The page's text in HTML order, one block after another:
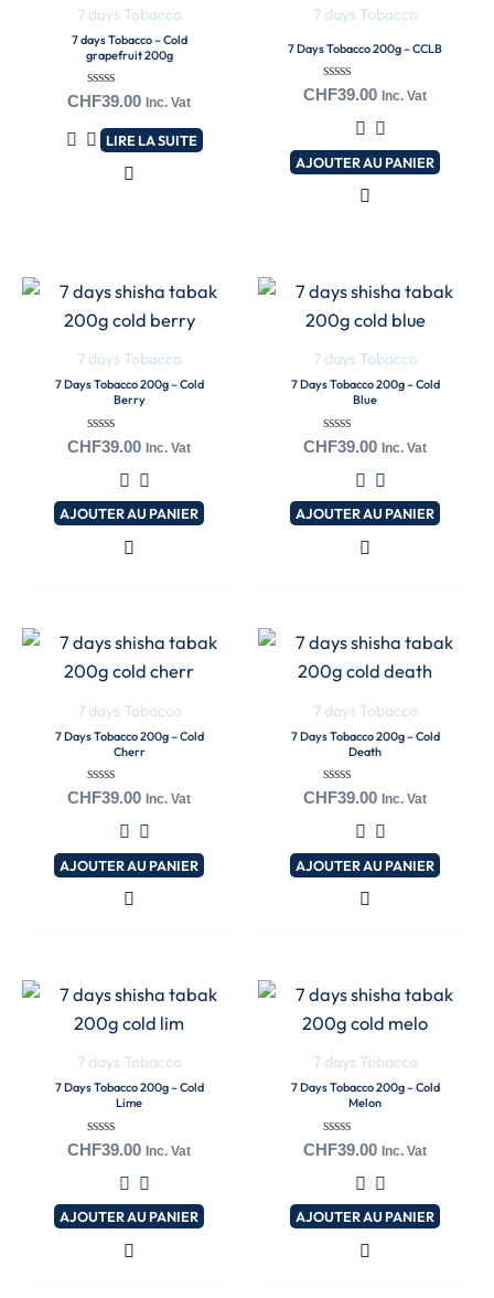
7 days Tobacco
7 days Tobacco – Cold
grapefruit 200g
Note
sur
5
CHF39.00 Inc. Vat
LIRE LA SUITE
7 days Tobacco
7 Days Tobacco 200g – CCLB
Note
CHF39.00 Inc. Vat
AJOUTER AU PANIER
7 days Tobacco
7 Days Tobacco 200g – Cold
Berry
Note
CHF39.00 Inc. Vat
AJOUTER AU PANIER
7 days Tobacco
7 Days Tobacco 200g – Cold
Blue
Note
CHF39.00 Inc. Vat
AJOUTER AU PANIER
7 days Tobacco
7 Days Tobacco 200g – Cold
Cherr
Note
CHF39.00 Inc. Vat
AJOUTER AU PANIER
7 days Tobacco
7 Days Tobacco 200g – Cold
Death
Note
CHF39.00 Inc. Vat
AJOUTER AU PANIER
7 days Tobacco
7 Days Tobacco 200g – Cold
Lime
Note
CHF39.00 Inc. Vat
AJOUTER AU PANIER
7 days Tobacco
7 Days Tobacco 200g – Cold
Melon
Note
CHF39.00 Inc. Vat
AJOUTER AU PANIER